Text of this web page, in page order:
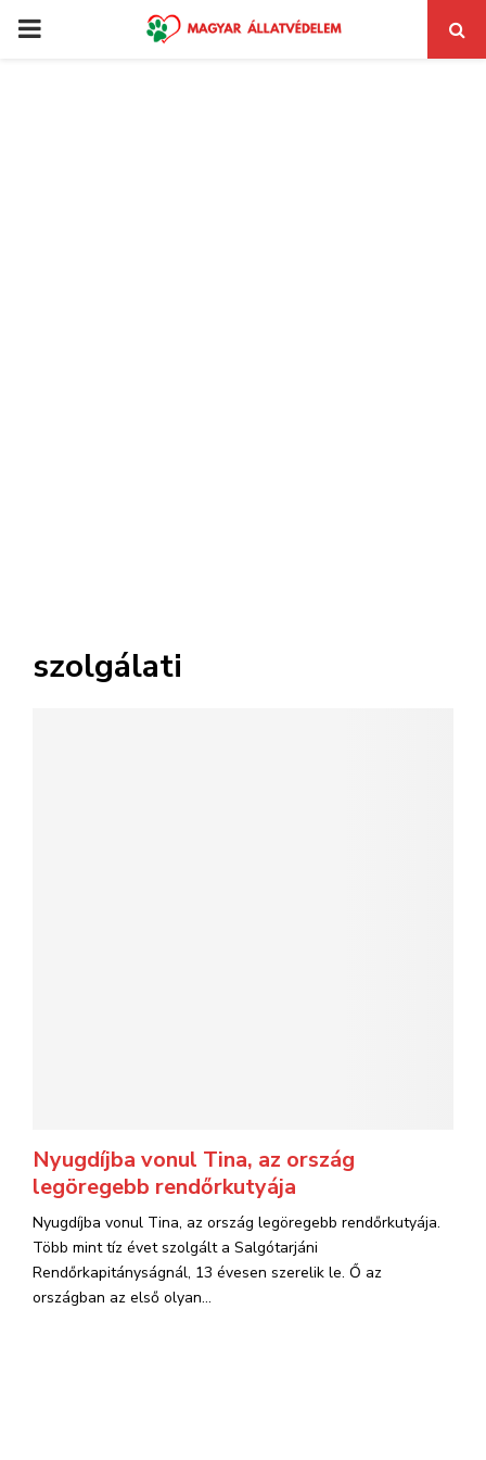
PRIMARY
szolgálati
Nyugdíjba vonul Tina, az ország
legöregebb rendőrkutyája
Nyugdíjba vonul Tina, az ország legöregebb rendőrkutyája.
Több mint tíz évet szolgált a Salgótarjáni
Rendőrkapitányságnál, 13 évesen szerelik le. Ő az
országban az első olyan...